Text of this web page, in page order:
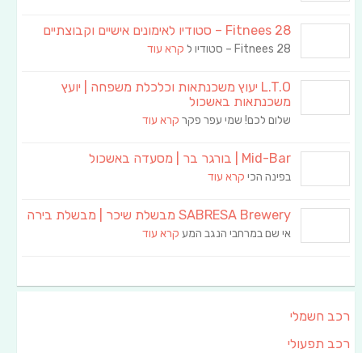
Fitnees 28 – סטודיו לאימונים אישיים וקבוצתיים
Fitnees 28 – סטודיו ל קרא עוד
L.T.O יעוץ משכנתאות וכלכלת משפחה | יועץ
משכנתאות באשכול
שלום לכם! שמי עפר פקר קרא עוד
Mid-Bar | בורגר בר | מסעדה באשכול
בפינה הכי קרא עוד
SABRESA Brewery מבשלת שיכר | מבשלת בירה
אי שם במרחבי הנגב המע קרא עוד
רכב חשמלי
רכב תפעולי